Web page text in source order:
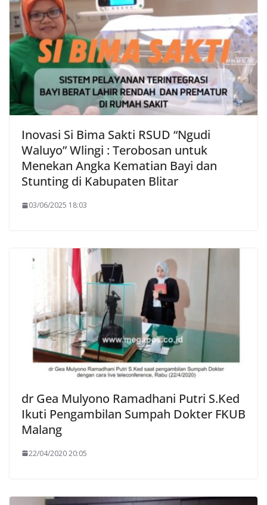
Inovasi Si Bima Sakti RSUD “Ngudi
Waluyo” Wlingi : Terobosan untuk
Menekan Angka Kematian Bayi dan
Stunting di Kabupaten Blitar
03/06/2025 18:03
dr Gea Mulyono Ramadhani Putri S.Ked
Ikuti Pengambilan Sumpah Dokter FKUB
Malang
22/04/2020 20:05